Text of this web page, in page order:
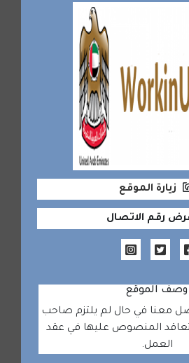
زيارة الموقع
رقم الاتصال
وصف الموقع
معنا في حال لم يلتزم صاحب
المنصوص عليها في عقد
العمل.